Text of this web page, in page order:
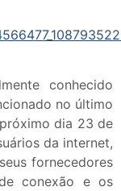
conhecido
no último
dia 23 de
da internet,
fornecedores
conexão e os